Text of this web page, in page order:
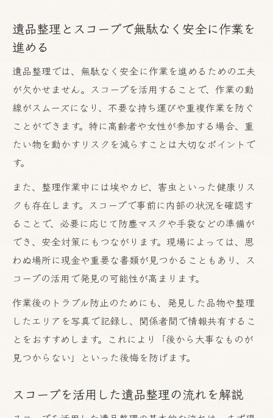
方
遺品整理とスコープで無駄なく安全に作業を
進める
遺品整理では、無駄なく安全に作業を進めるための工夫
が欠かせません。スコープを活用することで、作業の動
線がスムーズになり、不要な持ち運びや重複作業を防ぐ
ことができます。特に高齢者や女性が参加する場合、重
たい物を動かすリスクを減らすことは大切なポイントで
す。
また、整理作業中には埃やカビ、害虫といった健康リス
クも存在します。スコープで事前に内部の状況を確認す
ることで、必要に応じて防塵マスクや手袋などの準備が
でき、安全対策にもつながります。現場によっては、思
わぬ場所に現金や重要な書類が見つかることもあり、ス
コープの活用で発見の可能性が高まります。
作業後のトラブル防止のためにも、発見した品物や整理
したエリアを写真で記録し、関係者間で情報共有するこ
とをおすすめします。これにより「後から大事なものが
見つからない」といった後悔を防げます。
スコープを活用した遺品整理の流れを解説